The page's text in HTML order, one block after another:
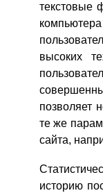
текстовые
высоких
позволяет
те же
сайта,
историю